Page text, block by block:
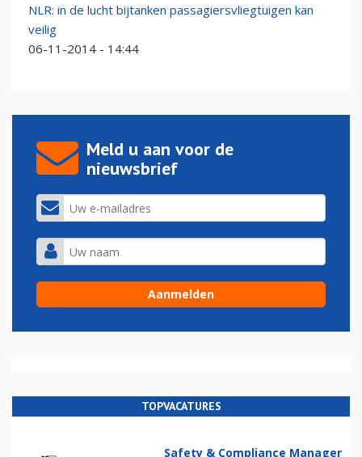
NLR: in de lucht bijtanken passagiersvliegtuigen kan
veilig
06-11-2014 - 14:44
Meld u aan voor de
nieuwsbrief
TOPVACATURES
Safety & Compliance Manager